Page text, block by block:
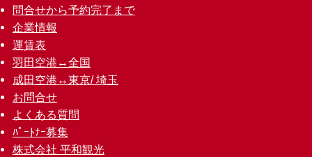
問合せから予約完了まで
企業情報
運賃表
羽田空港↔︎全国
成田空港↔︎東京/ 埼玉
お問合せ
よくある質問
ﾊﾟｰﾄﾅｰ募集
株式会社 平和観光